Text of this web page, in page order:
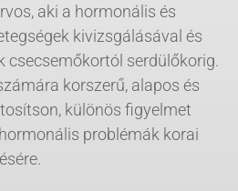
aki a hormonális és
kivizsgálásával és
csecsemőkortól serdülőkorig.
korszerű, alapos és
különös figyelmet
problémák korai